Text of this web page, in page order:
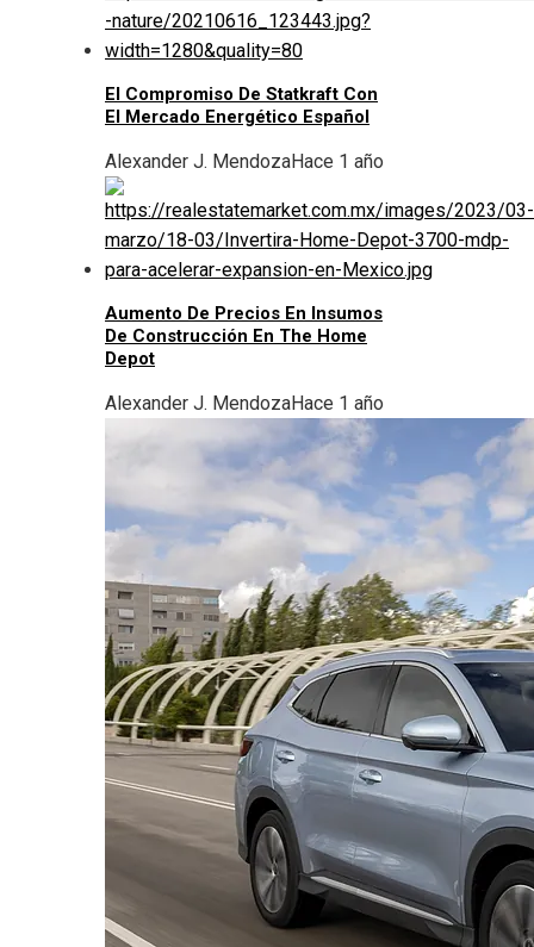
El Compromiso De Statkraft Con
El Mercado Energético Español
Alexander J. MendozaHace 1 año
Aumento De Precios En Insumos
De Construcción En The Home
Depot
Alexander J. MendozaHace 1 año